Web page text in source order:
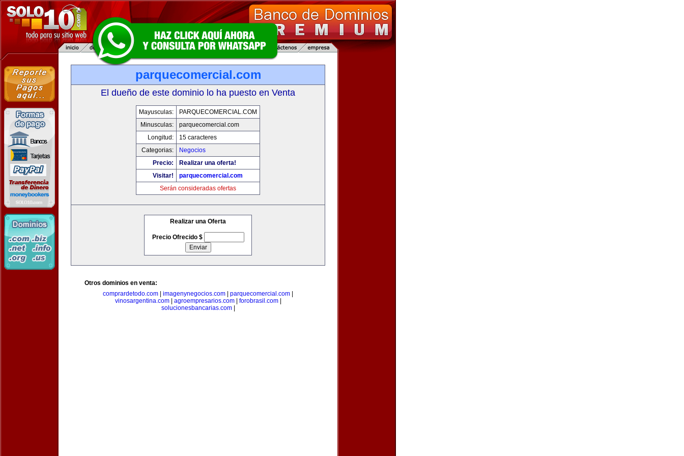
parquecomercial.com
El dueño de este dominio lo ha puesto en Venta
Mayusculas:
PARQUECOMERCIAL.COM
Minusculas:
parquecomercial.com
Longitud:
15 caracteres
Categorias:
Negocios
Precio:
Realizar una oferta!
Visitar!
parquecomercial.com
Serán consideradas ofertas
Realizar una Oferta
Precio Ofrecido $
Otros dominios en venta:
comprardetodo.com
imagenynegocios.com parquecomercial.com
vinosargentina.com| agroempresarios.com| forobrasil.com|
solucionesbancarias.com|